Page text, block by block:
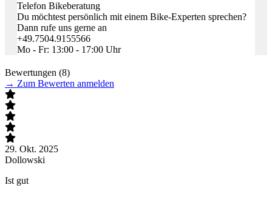
Telefon Bikeberatung
Du möchtest persönlich mit einem Bike-Experten sprechen?
Dann rufe uns gerne an
+49.7504.9155566
Mo - Fr: 13:00 - 17:00 Uhr
Bewertungen (8)
→ Zum Bewerten anmelden
29. Okt. 2025
Dollowski
Ist gut